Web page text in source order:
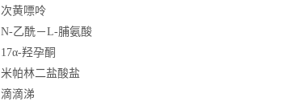
次黄嘌呤
N-乙酰－L-脯氨酸
17α-羟孕酮
米帕林二盐酸盐
滴滴涕